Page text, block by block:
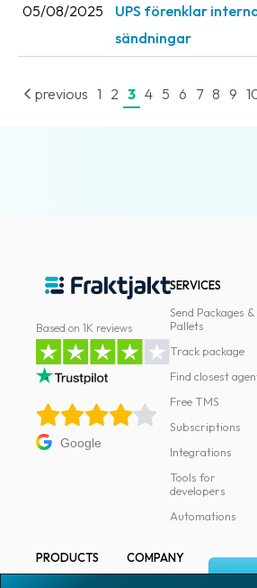
05/08/2025
UPS förenklar
sändningar
previous 1 2 3 4 5 6 7 8 9
Based on 1K reviews
Google
SERVICES
Send Packages &
Pallets
Track package
Find closest
Free TMS
Subscriptions
Integrations
Tools for
developers
Automations
PRODUCTS
COMPANY